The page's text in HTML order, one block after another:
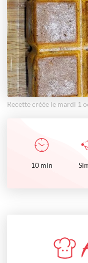
Recette créée le mardi 1
10 min